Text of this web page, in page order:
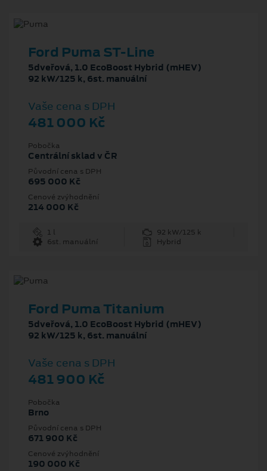
Ford Puma ST-Line
5dveřová, 1.0 EcoBoost Hybrid (mHEV)
92 kW/125 k, 6st. manuální
Vaše cena s DPH
481 000 Kč
Pobočka
Centrální sklad v ČR
Původní cena s DPH
695 000 Kč
Cenové zvýhodnění
214 000 Kč
1 l
92 kW/125 k
6st. manuální
Hybrid
Ford Puma Titanium
5dveřová, 1.0 EcoBoost Hybrid (mHEV)
92 kW/125 k, 6st. manuální
Vaše cena s DPH
481 900 Kč
Pobočka
Brno
Původní cena s DPH
671 900 Kč
Cenové zvýhodnění
190 000 Kč